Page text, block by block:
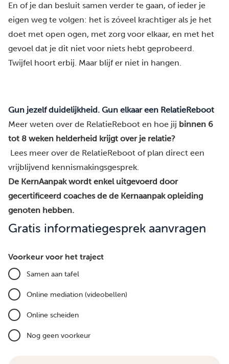
En of je dan besluit samen verder te gaan, of ieder je
eigen weg te volgen: het is zóveel krachtiger als je het
doet met open ogen, met zorg voor elkaar, en met het
gevoel dat je dit niet voor niets hebt geprobeerd.
Twijfel hoort erbij. Maar blijf er niet in hangen.
Gun jezelf duidelijkheid. Gun elkaar een RelatieReboot
Meer weten over de RelatieReboot en hoe jij binnen 6
tot 8 weken helderheid krijgt over je relatie?
Lees meer over de RelatieReboot of plan direct een
vrijblijvend kennismakingsgesprek.
De KernAanpak wordt enkel uitgevoerd door
gecertificeerd coaches de de Kernaanpak opleiding
genoten hebben.
Gratis informatiegesprek aanvragen
Voorkeur voor het traject
Samen aan tafel
Online mediation (videobellen)
Online scheiden
Nog geen voorkeur